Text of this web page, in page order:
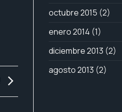
octubre 2015 (2)
enero 2014 (1)
diciembre 2013 (2)
agosto 2013 (2)